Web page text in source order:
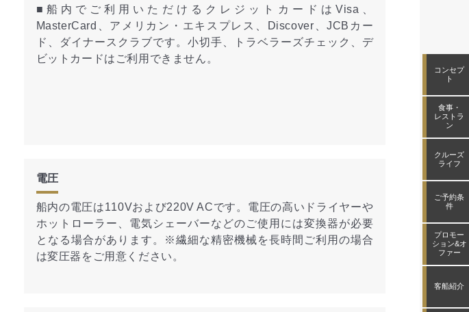
コンセプ
ト
食事・
レストラ
ン
クルーズ
ライフ
ご予約条
件
プロモー
ション&オ
ファー
客船紹介
■船内でご利用いただけるクレジットカードはVisa、
MasterCard、アメリカン・エキスプレス、Discover、JCBカー
ド、ダイナースクラブです。小切手、トラベラーズチェック、デ
ビットカードはご利用できません。
電圧
船内の電圧は110Vおよび220V ACです。電圧の高いドライヤーや
ホットローラー、電気シェーバーなどのご使用には変換器が必要
となる場合があります。※繊細な精密機械を長時間ご利用の場合
は変圧器をご用意ください。